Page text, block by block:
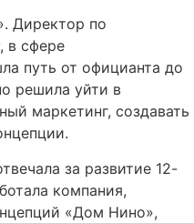
Директор по
в сфере
путь от официанта до
решила уйти в
маркетинг, создавать
за развитие 12-
компания,
«Дом Нино»,